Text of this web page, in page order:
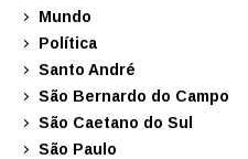
Mundo
Política
Santo André
São Bernardo do Campo
São Caetano do Sul
São Paulo